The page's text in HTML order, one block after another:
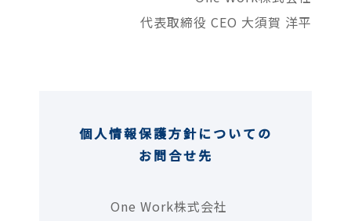
代表取締役 CEO 大須賀 洋平
個人情報保護方針についての
お問合せ先
One Work株式会社